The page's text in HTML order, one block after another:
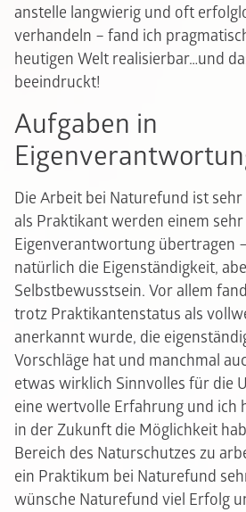
anstelle langwierig und oft
verhandeln – fand ich
heutigen Welt realisierbar…und
beeindruckt!
Aufgaben in
Die Arbeit bei Naturefund ist
als Praktikant werden einem
Eigenverantwortung übertragen
natürlich die Eigenständigkeit,
Selbstbewusstsein. Vor allem
trotz Praktikantenstatus als
anerkannt wurde, die
Vorschläge hat und manchmal
etwas wirklich Sinnvolles für die
eine wertvolle Erfahrung und ich
in der Zukunft die Möglichkeit
Bereich des Naturschutzes zu
ein Praktikum bei Naturefund
wünsche Naturefund viel Erfolg